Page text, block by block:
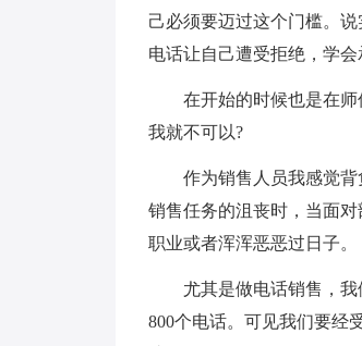
己必须要迈过这个门槛。
电话让自己遭受拒绝，学会
在开始的时候也是在
我就不可以?
作为销售人员我感觉
销售任务的沮丧时，当面
职业或者浑浑恶恶过日子。
尤其是做电话销售，
800个电话。可见我们要经